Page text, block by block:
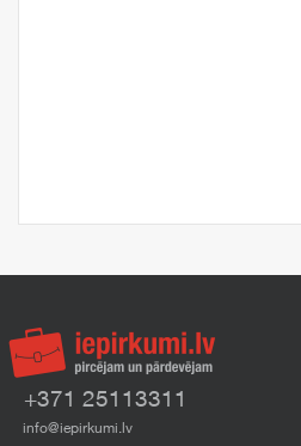
+371 25113311
info@iepirkumi.lv